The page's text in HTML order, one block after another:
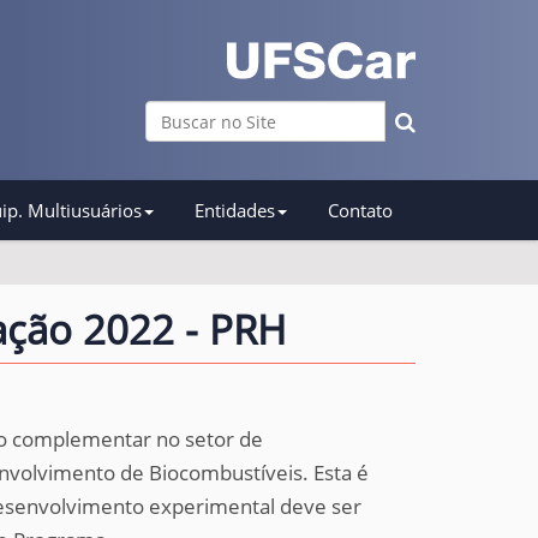
Busca
Multiusuários Entidades Contato
2022 - PRH
complementar no setor de
de Biocombustíveis. Esta é
experimental deve ser